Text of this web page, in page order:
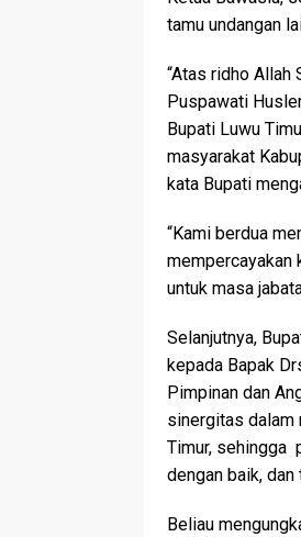
tamu undangan
“Atas ridho Allah
Puspawati
Bupati Luwu
masyarakat
kata Bupati
“Kami berdua
mempercayakan
untuk masa
Selanjutnya,
kepada Bapak
Pimpinan dan
sinergitas dalam
Timur, sehingga
dengan baik,
Beliau